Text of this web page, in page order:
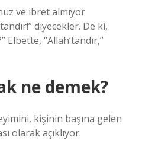
ve ibret almıyor
diyecekler. De ki,
Elbette, “Allah’tandır,”
ne demek?
kişinin başına gelen
olarak açıklıyor.